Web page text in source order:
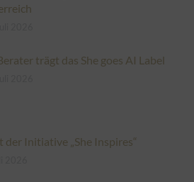
trägt das She goes AI Label
der Initiative „She Inspires“